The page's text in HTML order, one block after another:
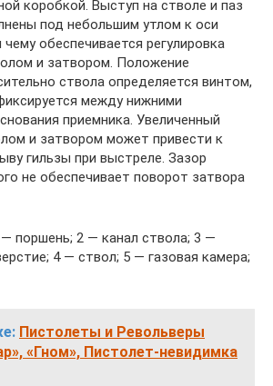
коробкой. Выступ на стволе и паз
под небольшим утлом к оси
обеспечивается регулировка
и затвором. Положение
ствола определяется винтом,
между нижними
приемника. Увеличенный
и затвором может привести к
гильзы при выстреле. Зазор
не обеспечивает поворот затвора
поршень; 2 — канал ствола; 3 —
4 — ствол; 5 — газовая камера;
Пистолеты и Револьверы
«Гном», Пистолет-невидимка